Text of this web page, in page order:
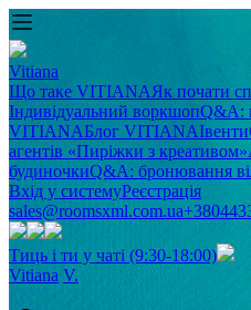
Vitiana
Що таке VITIANAЯк почати
Індивідуальний воркшопQ&A:
VITIANAБлог VITIANAІвенти
агентів «Пиріжки з креативом»
будиночкиQ&A: бронювання
Вхід у системуРеєстрація
sales@roomsxml.com.ua
Тиць і ти у чаті (9:30-18:00)
Vitiana V.